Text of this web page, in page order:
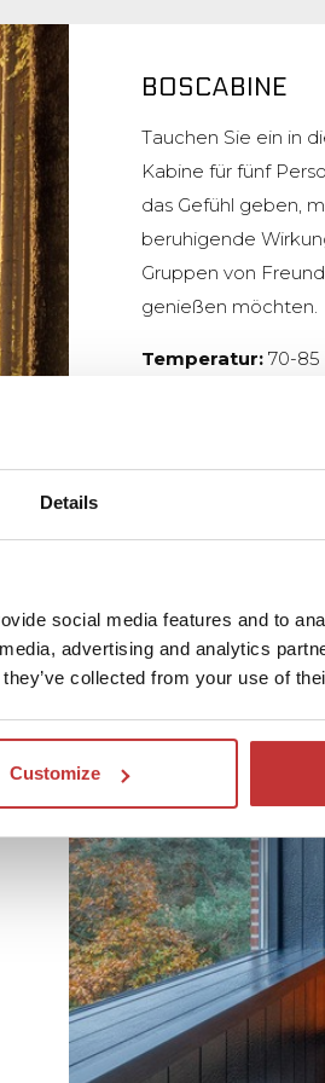
Details
social media features and to
advertising and analytics
collected from your use of
Customize
BOSCABINE
Tauchen Sie ein in
Kabine für fünf
das Gefühl geben,
beruhigende
Gruppen von
genießen möchten.
Temperatur: 70-85